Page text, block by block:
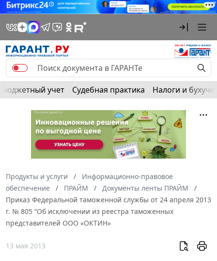
Бюджетный учет Судебная практика Налоги и
Продукты и услуги
Информационно-правовое
обеспечение
ПРАЙМ
Документы ленты ПРАЙМ
Приказ Федеральной таможенной службы от 24 апреля 2013
г. № 805 “Об исключении из реестра таможенных
представителей ООО «ОКТИН»
13 мая 2013